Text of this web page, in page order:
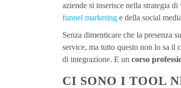
aziende si inserisce nella strategia
funnel marketing e della social
Senza dimenticare che la presenza
service, ma tutto questo non lo sa il
di integrazione. E un corso
CI SONO I TOOL